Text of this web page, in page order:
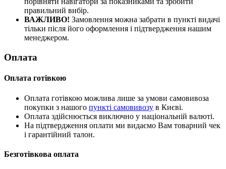
правильний вибір.
ВАЖЛИВО! Замовлення можна забрати в пункті видачі
тільки після його оформлення і підтвердження нашим
менеджером.
Оплата
Оплата готівкою
Оплата готівкою можлива лише за умови самовивоза
покупки з нашого пункті самовивозу в Києві.
Оплата здійснюється виключно у національній валюті.
На підтвердження оплати ми видаємо Вам товарний чек
і гарантійний талон.
Безготівкова оплата